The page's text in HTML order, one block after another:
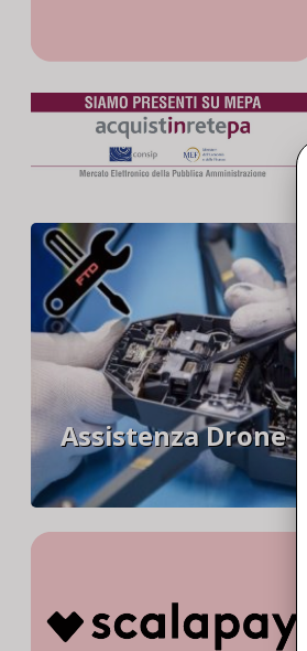
Assistenza Drone